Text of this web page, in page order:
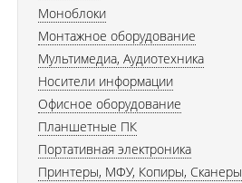
Моноблоки
Монтажное оборудование
Мультимедиа, Аудиотехника
Носители информации
Офисное оборудование
Планшетные ПК
Портативная электроника
Принтеры, МФУ, Копиры, Сканеры